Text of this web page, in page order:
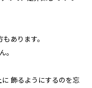
あります。
。
飾るようにするのを忘